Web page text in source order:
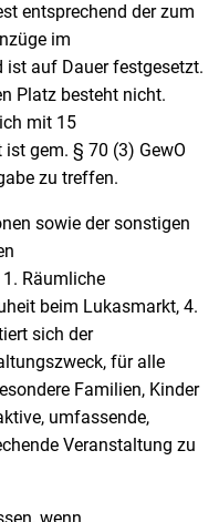
entsprechend der zum
im
ist auf Dauer festgesetzt.
Platz besteht nicht.
mit 15
gem. § 70 (3) GewO
zu treffen.
sowie der sonstigen
Räumliche
beim Lukasmarkt, 4.
sich der
für alle
Familien, Kinder
umfassende,
Veranstaltung zu